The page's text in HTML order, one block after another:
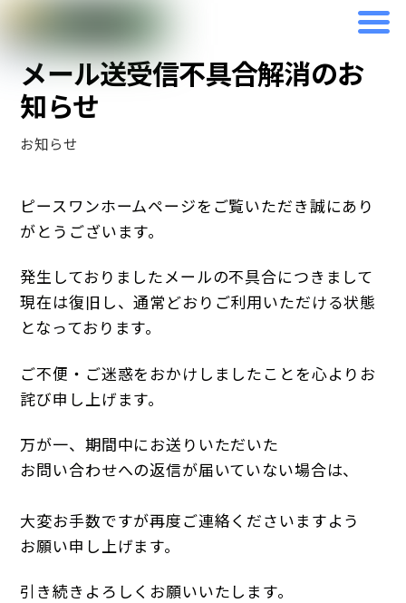
to
content
メール送受信不具合解消のお
知らせ
お知らせ
ピースワンホームページをご覧いただき誠にあり
がとうございます。
発生しておりましたメールの不具合につきまして
現在は復旧し、通常どおりご利用いただける状態
となっております。
ご不便・ご迷惑をおかけしましたことを心よりお
詫び申し上げます。
万が一、期間中にお送りいただいた
お問い合わせへの返信が届いていない場合は、
大変お手数ですが再度ご連絡くださいますよう
お願い申し上げます。
引き続きよろしくお願いいたします。